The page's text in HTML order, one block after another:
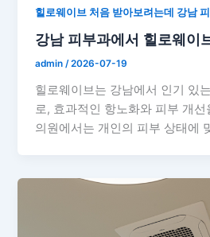
힐로웨이브 처음 받아보려는데 강남
강남 피부과에서 힐로웨이
admin/2026-07-19
힐로웨이브는 강남에서 인기 있
로, 효과적인 항노화와 피부 개
의원에서는 개인의 피부 상태에